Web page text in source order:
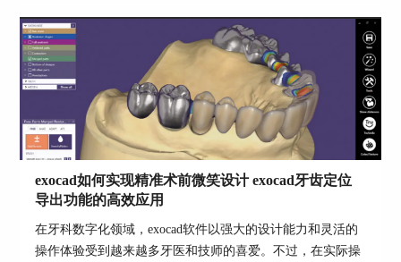
F键： 将视图聚焦到当前选择的对象。这个快捷键
可以帮助你快速定位到你需要工作的部分。
从而更贴合患者实际口内咬合关系。本文围绕“exocad修复体
设计如何调整咬合面exocad修复体设计虚拟咬合校准流程”展
开分析，深入剖析关键操作步骤，并延伸至临床咬合干扰点
识别的方法，提升exocad整体设计应用价值。...
exocad如何实现精准术前微笑设计 exocad牙齿定位
导出功能的高效应用
在牙科数字化领域，exocad软件以强大的设计能力和灵活的
操作体验受到越来越多牙医和技师的喜爱。不过，在实际操